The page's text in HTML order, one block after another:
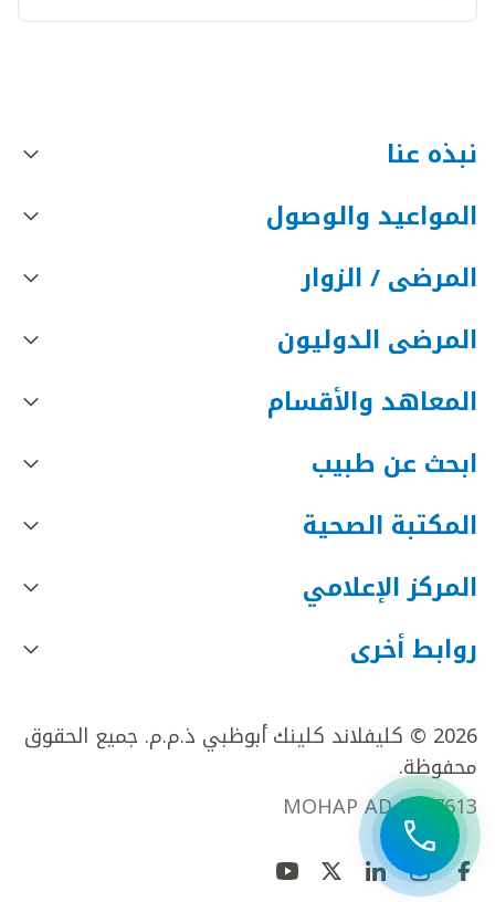
نبذه عنا
المواعيد والوصول
المرضى / الزوار
المرضى الدوليون
المعاهد والأقسام
ابحث عن طبيب
المكتبة الصحية
المركز الإعلامي
روابط أخرى
2026 © كليفلاند كلينك أبوظبي ذ.م.م. جميع الحقوق
محفوظة.
MOHAP AD FR27613